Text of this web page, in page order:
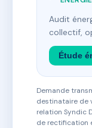
Audit
collectif,
Étude
Demande
destinataire de
relation Syndic
de rectification